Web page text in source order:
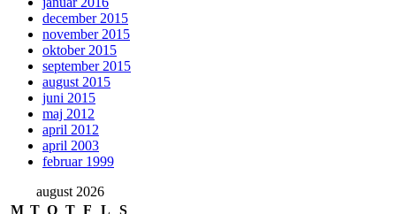
december 2015
november 2015
oktober 2015
september 2015
august 2015
juni 2015
maj 2012
april 2012
april 2003
februar 1999
august 2026
M T O T F L S